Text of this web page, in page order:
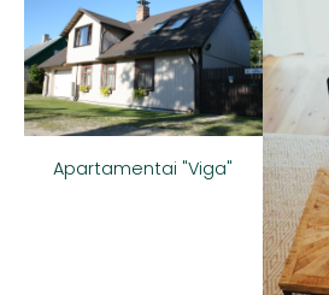
Apartamentai "Viga"